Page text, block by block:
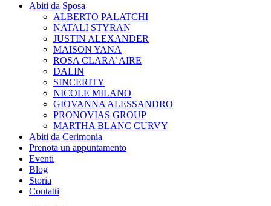
Abiti da Sposa
ALBERTO PALATCHI
NATALI STYRAN
JUSTIN ALEXANDER
MAISON YANA
ROSA CLARA’ AIRE
DALIN
SINCERITY
NICOLE MILANO
GIOVANNA ALESSANDRO
PRONOVIAS GROUP
MARTHA BLANC CURVY
Abiti da Cerimonia
Prenota un appuntamento
Eventi
Blog
Storia
Contatti